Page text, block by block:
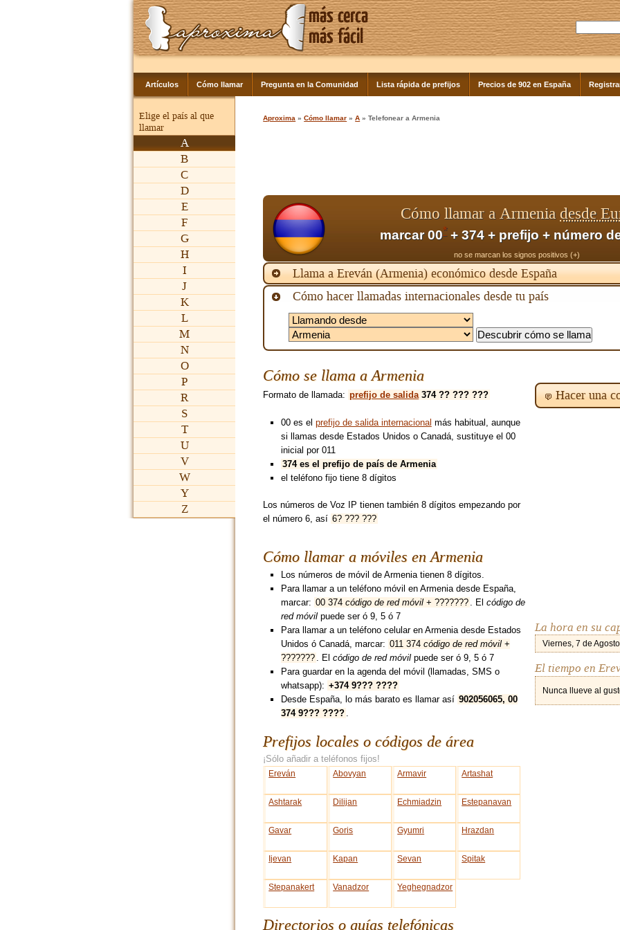
Artículos Cómo llamar Pregunta en la Comunidad Lista rápida de prefijos Precios de 902 en España
Elige el país al que
llamar
A
B
C
D
E
F
G
H
I
J
K
L
M
N
O
P
R
S
T
U
V
W
Y
Z
Aproxima »Cómo llamar »A » Telefonear a Armenia
Cómo llamar a Armeniadesde
marcar 00*+ 374 + prefijo + número
no se marcan los signos positivos (+)
Llama a Ereván (Armenia) económico desde España
Cómo hacer llamadas internacionales desde tu país
Hacer una
La hora en su
Viernes, 7 de
El tiempo en
Nunca llueve al
Cómo se llama a Armenia
Formato de llamada: prefijo de salida374 ?? ??? ???
00 es el prefijo de salida internacional más habitual, aunque
si llamas desde Estados Unidos o Canadá, sustituye el 00
inicial por 011
374 es el prefijo de país de Armenia
el teléfono fijo tiene 8 dígitos
Los números de Voz IP tienen también 8 dígitos empezando por
el número 6, así 6? ??? ???
Cómo llamar a móviles en Armenia
Los números de móvil de Armenia tienen 8 dígitos.
Para llamar a un teléfono móvil en Armenia desde España,
marcar: 00 374 código de red móvil+ ??????? . El código de
red móvilpuede ser ó 9, 5 ó 7
Para llamar a un teléfono celular en Armenia desde Estados
Unidos ó Canadá, marcar: 011 374 código de red móvil+
???????
. El código de red móvilpuede ser ó 9, 5 ó 7
Para guardar en la agenda del móvil (llamadas, SMS o
whatsapp): +374 9??? ????
Desde España, lo más barato es llamar así 902056065, 00
374 9??? ????
Prefijos locales o códigos de área
¡Sólo añadir a teléfonos fijos!
Ereván Abovyan Armavir Artashat
Ashtarak Dilijan Echmiadzin Estepanavan
Gavar Goris Gyumri Hrazdan
Ijevan Kapan Sevan Spitak
Stepanakert Vanadzor Yeghegnadzor
Directorios o guías telefónicas